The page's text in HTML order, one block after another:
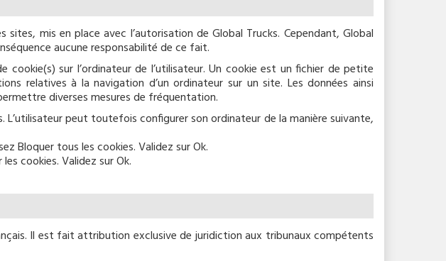
mis en place avec l’autorisation de Global Trucks. Cependant, Global
aucune responsabilité de ce fait.
cookie(s) sur l’ordinateur de l’utilisateur. Un cookie est un fichier de petite
relatives à la navigation d’un ordinateur sur un site. Les données ainsi
diverses mesures de fréquentation.
L’utilisateur peut toutefois configurer son ordinateur de la manière suivante,
Bloquer tous les cookies. Validez sur Ok.
cookies. Validez sur Ok.
Il est fait attribution exclusive de juridiction aux tribunaux compétents